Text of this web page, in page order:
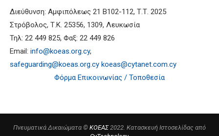
Διεύθυνση: Αμφιπόλεως 21 B102-112, Τ.Τ. 2025
Στρόβολος, Τ.Κ. 25356, 1309, Λευκωσία
Τηλ: 22 449 825, Φαξ: 22 449 826
Email: info@koeas.org.cy,
safeguarding@koeas.org.cy koeas@cytanet.com.cy
Φόρμα Επικοινωνίας / Τοποθεσία
Πνευματικά Δικαιώματα © ΚΟΕΑΣ2022. Κατασκευή Ιστοσελίδας από